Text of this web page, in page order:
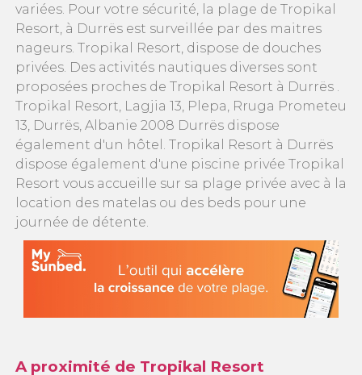
variées. Pour votre sécurité, la plage de Tropikal
Resort, à Durrës est surveillée par des maitres
nageurs. Tropikal Resort, dispose de douches
privées. Des activités nautiques diverses sont
proposées proches de Tropikal Resort à Durrës .
Tropikal Resort, Lagjia 13, Plepa, Rruga Prometeu
13, Durrës, Albanie 2008 Durrës dispose
également d'un hôtel. Tropikal Resort à Durrës
dispose également d'une piscine privée Tropikal
Resort vous accueille sur sa plage privée avec à la
location des matelas ou des beds pour une
journée de détente.
A proximité de Tropikal Resort